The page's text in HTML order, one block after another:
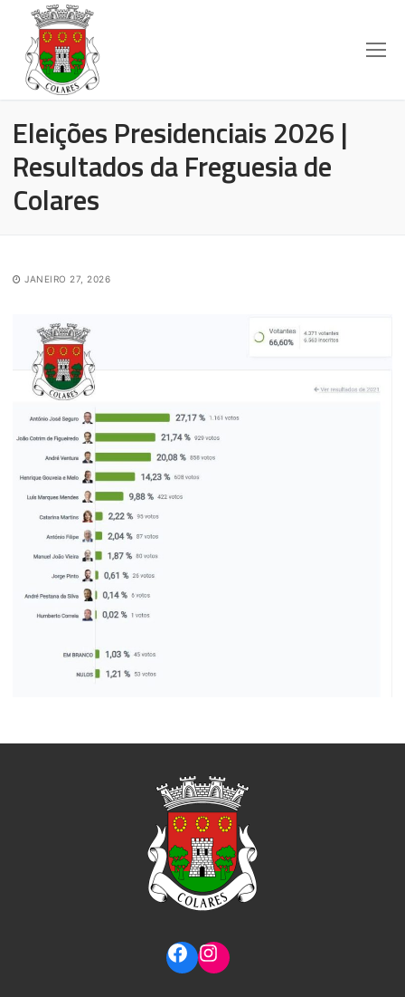
Eleições Presidenciais 2026 |
Resultados da Freguesia de
Colares
JANEIRO 27, 2026